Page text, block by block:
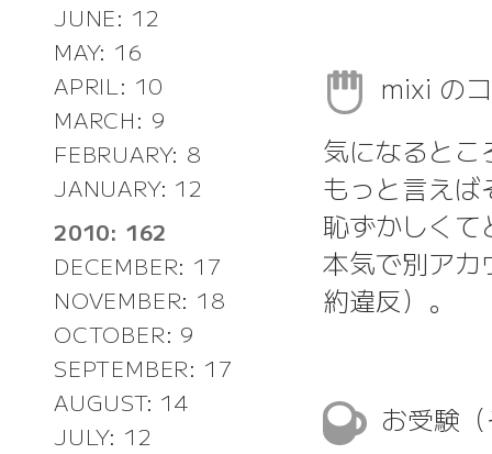
JUNE: 12
MAY: 16
APRIL: 10
MARCH: 9
FEBRUARY: 8
JANUARY: 12
2010: 162
DECEMBER: 17
NOVEMBER: 18
OCTOBER: 9
SEPTEMBER: 17
AUGUST: 14
JULY: 12
mixi の
気になると
もっと言え
恥ずかしく
本気で別アカ
約違反）。
お受験